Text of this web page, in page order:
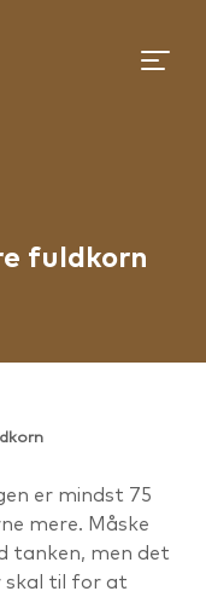
fuldkorn
er mindst 75
mere. Måske
tanken, men det
skal til for at